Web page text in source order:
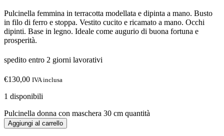
Pulcinella femmina in terracotta modellata e dipinta a mano. Busto
in filo di ferro e stoppa. Vestito cucito e ricamato a mano. Occhi
dipinti. Base in legno. Ideale come augurio di buona fortuna e
prosperità.
spedito entro 2 giorni lavorativi
€130,00 IVA inclusa
1 disponibili
Pulcinella donna con maschera 30 cm quantità
Aggiungi al carrello